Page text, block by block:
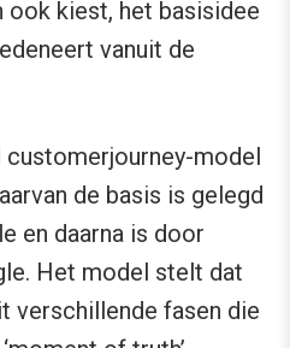
kiest, het basisidee
vanuit de
customerjourney-model
de basis is gelegd
en daarna is door
Het model stelt dat
verschillende fasen die